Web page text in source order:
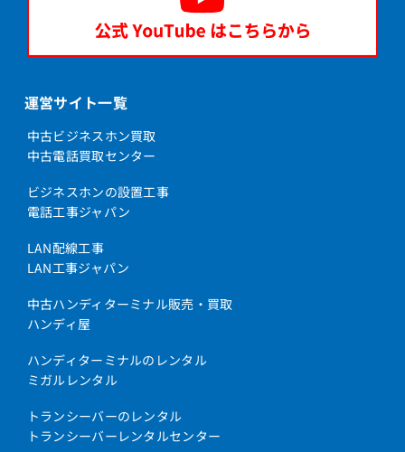
運営サイト一覧
中古ビジネスホン買取
中古電話買取センター
ビジネスホンの設置工事
電話工事ジャパン
LAN配線工事
LAN工事ジャパン
中古ハンディターミナル販売・買取
ハンディ屋
ハンディターミナルのレンタル
ミガルレンタル
トランシーバーのレンタル
トランシーバーレンタルセンター